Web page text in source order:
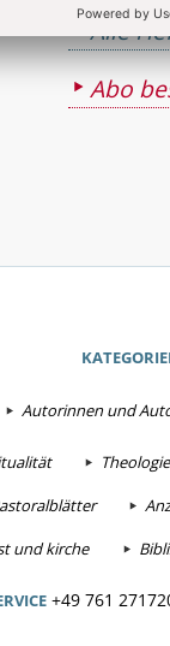
Alle
Abo
Autorinnen und
und kirche
+49 761